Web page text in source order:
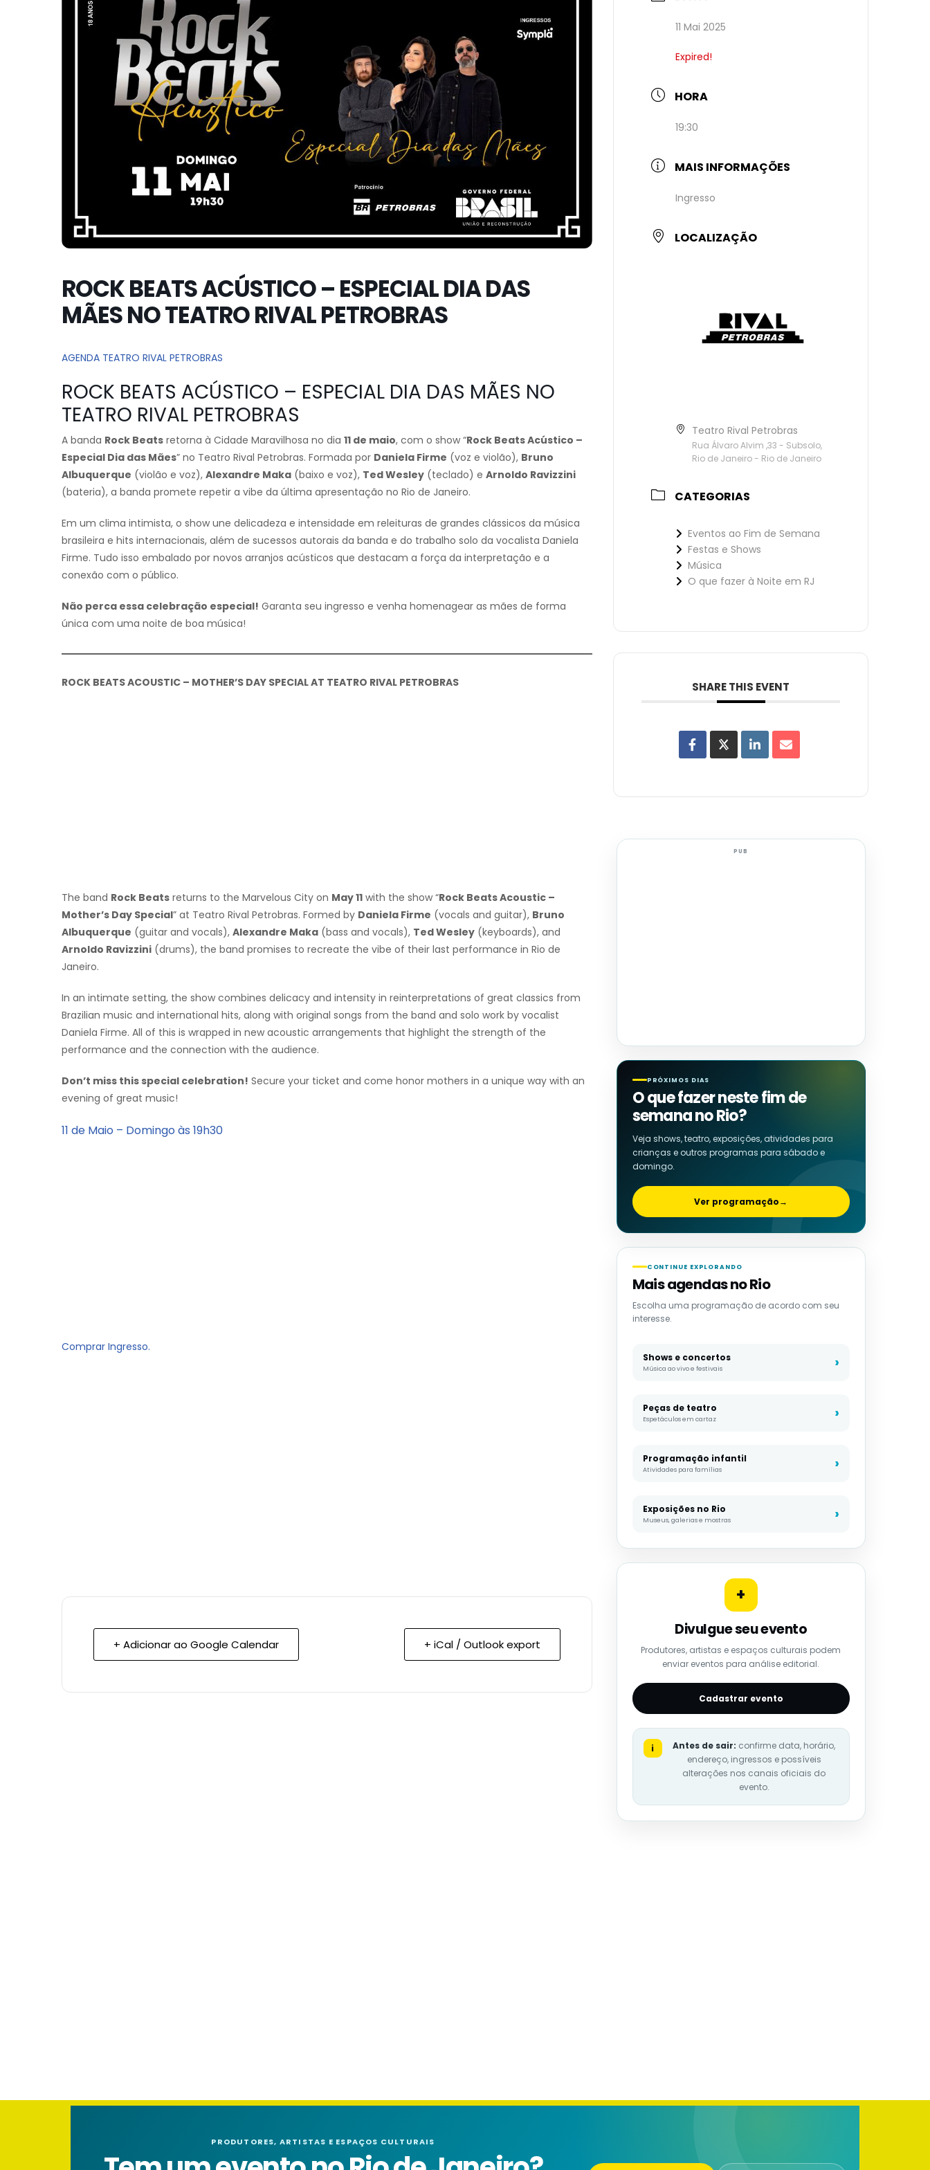
ROCK BEATS ACÚSTICO – ESPECIAL DIA DAS
MÃES NO TEATRO RIVAL PETROBRAS
AGENDA TEATRO RIVAL PETROBRAS
ROCK BEATS ACÚSTICO – ESPECIAL DIA DAS MÃES NO
TEATRO RIVAL PETROBRAS
A banda Rock Beats retorna à Cidade Maravilhosa no dia 11 de maio, com o show “Rock Beats Acústico –
Especial Dia das Mães” no Teatro Rival Petrobras. Formada por Daniela Firme (voz e violão), Bruno
Albuquerque (violão e voz), Alexandre Maka (baixo e voz), Ted Wesley (teclado) e Arnoldo Ravizzini
(bateria), a banda promete repetir a vibe da última apresentação no Rio de Janeiro.
Em um clima intimista, o show une delicadeza e intensidade em releituras de grandes clássicos da música
brasileira e hits internacionais, além de sucessos autorais da banda e do trabalho solo da vocalista Daniela
Firme. Tudo isso embalado por novos arranjos acústicos que destacam a força da interpretação e a
conexão com o público.
Não perca essa celebração especial! Garanta seu ingresso e venha homenagear as mães de forma
única com uma noite de boa música!
ROCK BEATS ACOUSTIC – MOTHER’S DAY SPECIAL AT TEATRO RIVAL PETROBRAS
The band Rock Beats returns to the Marvelous City on May 11 with the show “Rock Beats Acoustic –
Mother’s Day Special” at Teatro Rival Petrobras. Formed by Daniela Firme (vocals and guitar), Bruno
Albuquerque (guitar and vocals), Alexandre Maka (bass and vocals), Ted Wesley (keyboards), and
Arnoldo Ravizzini (drums), the band promises to recreate the vibe of their last performance in Rio de
Janeiro.
In an intimate setting, the show combines delicacy and intensity in reinterpretations of great classics from
Brazilian music and international hits, along with original songs from the band and solo work by vocalist
Daniela Firme. All of this is wrapped in new acoustic arrangements that highlight the strength of the
performance and the connection with the audience.
Don’t miss this special celebration! Secure your ticket and come honor mothers in a unique way with an
evening of great music!
11 de Maio – Domingo às 19h30
Comprar Ingresso.
+ Adicionar ao Google Calendar + iCal / Outlook export
11 Mai 2025
Expired!
HORA
19:30
MAIS INFORMAÇÕES
Ingresso
LOCALIZAÇÃO
Teatro Rival Petrobras
Rua Álvaro Alvim ,33 - Subsolo,
Rio de Janeiro - Rio de Janeiro
CATEGORIAS
Eventos ao Fim de Semana
Festas e Shows
Música
O que fazer à Noite em RJ
SHARE THIS EVENT
PUB
PRÓXIMOS DIAS
O que fazer neste fim de
semana no Rio?
Veja shows, teatro, exposições, atividades para
crianças e outros programas para sábado e
domingo.
Ver programação→
CONTINUE EXPLORANDO
Mais agendas no Rio
Escolha uma programação de acordo com seu
interesse.
Shows e concertos
Música ao vivo e festivais
Peças de teatro
Espetáculos em cartaz
Programação infantil
Atividades para famílias
Exposições no Rio
Museus, galerias e mostras
+
Divulgue seu evento
Produtores, artistas e espaços culturais podem
enviar eventos para análise editorial.
Cadastrar evento
i Antes de sair: confirme data, horário,
endereço, ingressos e possíveis
alterações nos canais oficiais do
evento.
PRODUTORES, ARTISTAS E ESPAÇOS CULTURAIS